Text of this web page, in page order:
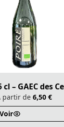
cl – GAEC des
partir de 6,50 €
Voir